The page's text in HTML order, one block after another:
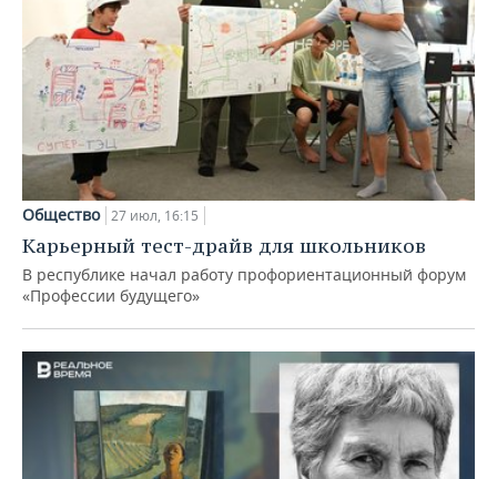
Общество 27 июл, 16:15
Карьерный тест-драйв для школьников
В республике начал работу профориентационный форум
«Профессии будущего»